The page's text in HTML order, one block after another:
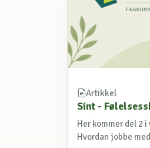
Artikkel
Sint -
Her kommer del 2
Hvordan jobbe